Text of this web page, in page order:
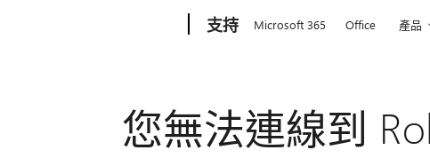
支持 Microsoft 365 Office 產品
您無法連線到